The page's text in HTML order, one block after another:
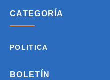
CATEGORÍA
POLITICA
BOLETÍN